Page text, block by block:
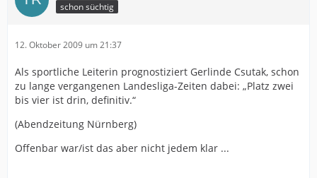
schon süchtig
12. Oktober 2009 um 21:37
Als sportliche Leiterin prognostiziert Gerlinde Csutak, schon
zu lange vergangenen Landesliga-Zeiten dabei: „Platz zwei
bis vier ist drin, definitiv.“
(Abendzeitung Nürnberg)
Offenbar war/ist das aber nicht jedem klar ...